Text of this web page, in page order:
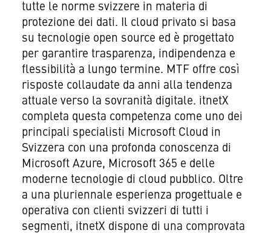
tutte le norme svizzere in materia di
protezione dei dati. Il cloud privato si basa
su tecnologie open source ed è progettato
per garantire trasparenza, indipendenza e
flessibilità a lungo termine. MTF offre così
risposte collaudate da anni alla tendenza
attuale verso la sovranità digitale. itnetX
completa questa competenza come uno dei
principali specialisti Microsoft Cloud in
Svizzera con una profonda conoscenza di
Microsoft Azure, Microsoft 365 e delle
moderne tecnologie di cloud pubblico. Oltre
a una pluriennale esperienza progettuale e
operativa con clienti svizzeri di tutti i
segmenti, itnetX dispone di una comprovata